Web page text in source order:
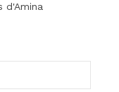
au répertoire
occidentales,
Lov, chanteur
afro-caribéenne
d'Amina